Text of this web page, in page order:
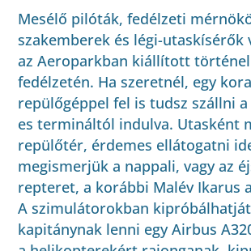
Mesélő pilóták, fedélzeti
szakemberek és légi-utaskísérők
az Aeroparkban kiállított
fedélzetén. Ha szeretnél, egy
repülőgéppel fel is tudsz szállni
es termináltól indulva. Utasként
repülőtér, érdemes ellátogatni
megismerjük a nappali, vagy az
repteret, a korábbi Malév Ikarus
A szimulátorokban
kapitánynak lenni egy Airbus